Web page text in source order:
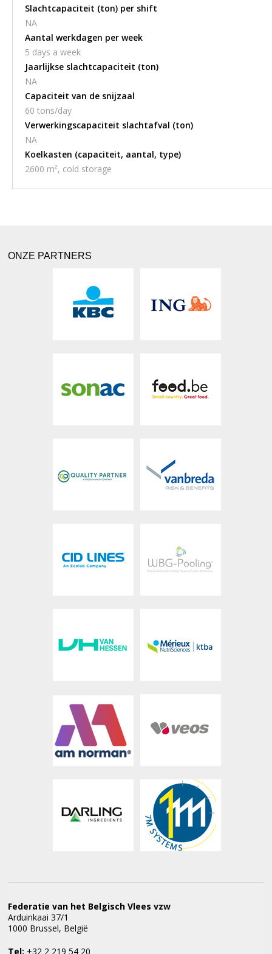
Slachtcapaciteit (ton) per shift
NA
Aantal werkdagen per week
5 days a week
Jaarlijkse slachtcapaciteit (ton)
NA
Capaciteit van de snijzaal
60 tons/day
Verwerkingscapaciteit slachtafval (ton)
NA
Koelkasten (capaciteit, aantal, type)
2600 m², cold storage
ONZE PARTNERS
Federatie van het Belgisch Vlees vzw
Arduinkaai 37/1
1000 Brussel, België
Tel: +32 2 219 54 20